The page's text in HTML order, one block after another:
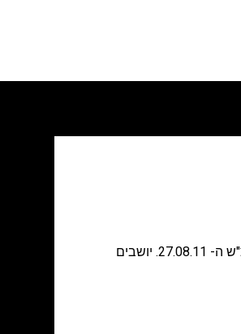
צוות משרד ורון יורם, משרד עורכי דין, מנחם את עו"ד יעקב לחיאני, עובד המשרד ומשפחתו על פטירת אבי המשפחה. ההלוויה התקיימה במוצ"ש ה- 27.08.11. יושבים